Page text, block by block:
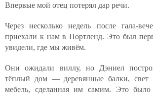
Впервые мой отец потерял дар речи.
Через несколько недель после гала-
приехали к нам в Портленд. Это был
увидели, где мы живём.
Они ожидали виллу, но Дэниел
тёплый дом — деревянные балки, свет
мебель, сделанная им самим. Это